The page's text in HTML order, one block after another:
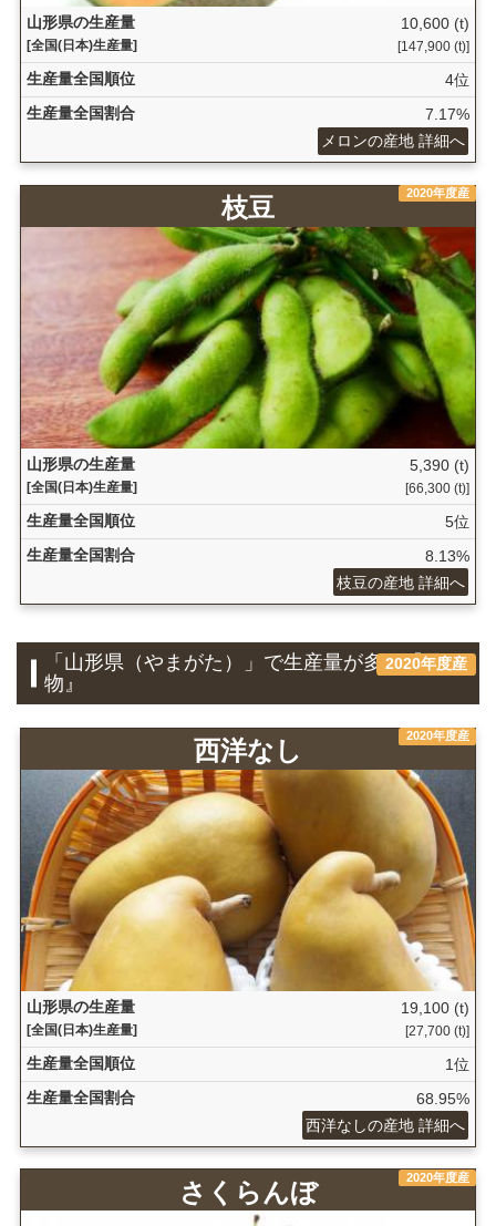
山形県の生産量
[全国(日本)生産量]
10,600 (t)
[147,900 (t)]
生産量全国順位
4位
生産量全国割合
7.17%
メロンの産地 詳細へ
2020年度産
枝豆
山形県の生産量
[全国(日本)生産量]
5,390 (t)
[66,300 (t)]
生産量全国順位
5位
生産量全国割合
8.13%
枝豆の産地 詳細へ
2020年度産
「山形県（やまがた）」で生産量が多い『果
物』
2020年度産
西洋なし
山形県の生産量
[全国(日本)生産量]
19,100 (t)
[27,700 (t)]
生産量全国順位
1位
生産量全国割合
68.95%
西洋なしの産地 詳細へ
2020年度産
さくらんぼ